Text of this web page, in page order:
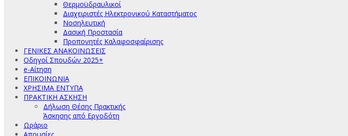
Θερμοϋδραυλικοί
Διαχειριστές Ηλεκτρονικού Καταστήματος
Νοσηλευτική
Δασική Προστασία
Προπονητές Καλαφοσφαίρισης
ΓΕΝΙΚΕΣ ΑΝΑΚΟΙΝΩΣΕΙΣ
Οδηγοί Σπουδών 2025+
e-Αίτηση
ΕΠΙΚΟΙΝΩΝΙΑ
ΧΡΗΣΙΜΑ ΕΝΤΥΠΑ
ΠΡΑΚΤΙΚΗ ΑΣΚΗΣΗ
Δήλωση Θέσης Πρακτικής
Άσκησης από Εργοδότη
Ωράριο